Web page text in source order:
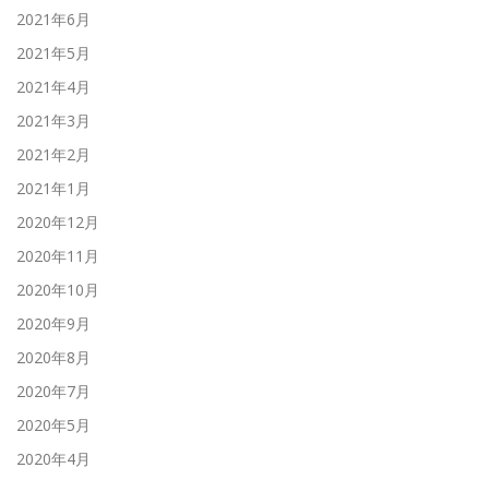
2021年6月
2021年5月
2021年4月
2021年3月
2021年2月
2021年1月
2020年12月
2020年11月
2020年10月
2020年9月
2020年8月
2020年7月
2020年5月
2020年4月